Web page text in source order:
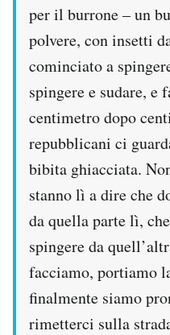
per il burrone – un
polvere, con insetti
cominciato a
spingere e sudare, e
centimetro dopo
repubblicani ci
bibita ghiacciata.
stanno lì a dire che
da quella parte lì,
spingere da
facciamo, portiamo
finalmente siamo
rimetterci sulla